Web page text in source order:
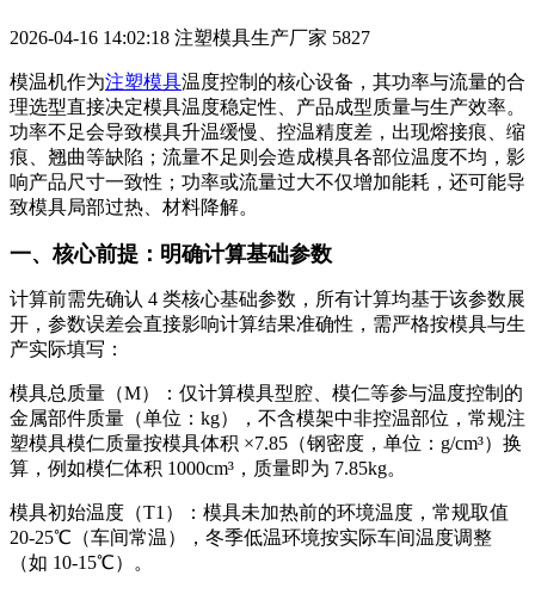
2026-04-16 14:02:18 注塑模具生产厂家 5827
模温机作为注塑模具温度控制的核心设备，其功率与流量的合
理选型直接决定模具温度稳定性、产品成型质量与生产效率。
功率不足会导致模具升温缓慢、控温精度差，出现熔接痕、缩
痕、翘曲等缺陷；流量不足则会造成模具各部位温度不均，影
响产品尺寸一致性；功率或流量过大不仅增加能耗，还可能导
致模具局部过热、材料降解。
一、核心前提：明确计算基础参数
计算前需先确认 4 类核心基础参数，所有计算均基于该参数展
开，参数误差会直接影响计算结果准确性，需严格按模具与生
产实际填写：
模具总质量（M）：仅计算模具型腔、模仁等参与温度控制的
金属部件质量（单位：kg），不含模架中非控温部位，常规注
塑模具模仁质量按模具体积 ×7.85（钢密度，单位：g/cm³）换
算，例如模仁体积 1000cm³，质量即为 7.85kg。
模具初始温度（T1）：模具未加热前的环境温度，常规取值
20-25℃（车间常温），冬季低温环境按实际车间温度调整
（如 10-15℃）。